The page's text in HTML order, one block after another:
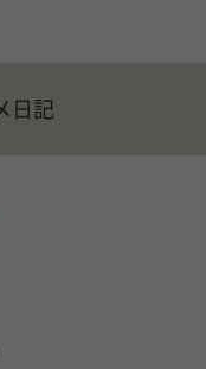
日記